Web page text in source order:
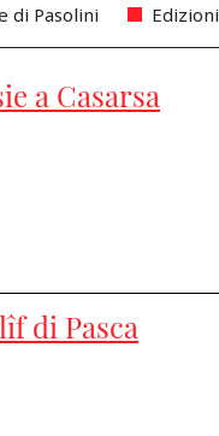
di Pasolini Edizioni
a Casarsa
di Pasca